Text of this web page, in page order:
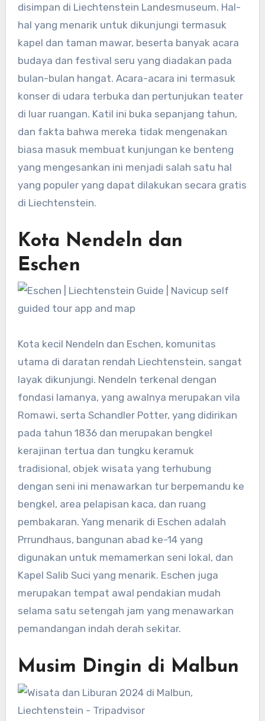
disimpan di Liechtenstein Landesmuseum. Hal-
hal yang menarik untuk dikunjungi termasuk
kapel dan taman mawar, beserta banyak acara
budaya dan festival seru yang diadakan pada
bulan-bulan hangat. Acara-acara ini termasuk
konser di udara terbuka dan pertunjukan teater
di luar ruangan. Katil ini buka sepanjang tahun,
dan fakta bahwa mereka tidak mengenakan
biasa masuk membuat kunjungan ke benteng
yang mengesankan ini menjadi salah satu hal
yang populer yang dapat dilakukan secara gratis
di Liechtenstein.
Kota Nendeln dan
Eschen
Kota kecil Nendeln dan Eschen, komunitas
utama di daratan rendah Liechtenstein, sangat
layak dikunjungi. Nendeln terkenal dengan
fondasi lamanya, yang awalnya merupakan vila
Romawi, serta Schandler Potter, yang didirikan
pada tahun 1836 dan merupakan bengkel
kerajinan tertua dan tungku keramuk
tradisional, objek wisata yang terhubung
dengan seni ini menawarkan tur berpemandu ke
bengkel, area pelapisan kaca, dan ruang
pembakaran. Yang menarik di Eschen adalah
Prrundhaus, bangunan abad ke-14 yang
digunakan untuk memamerkan seni lokal, dan
Kapel Salib Suci yang menarik. Eschen juga
merupakan tempat awal pendakian mudah
selama satu setengah jam yang menawarkan
pemandangan indah derah sekitar.
Musim Dingin di Malbun